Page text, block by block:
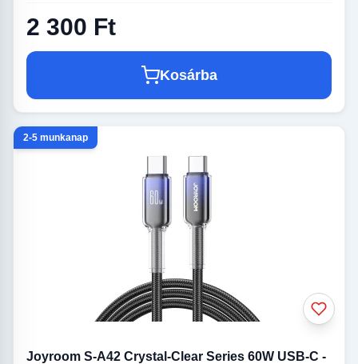
2 300 Ft
Kosárba
2-5 munkanap
Joyroom S-A42 Crystal-Clear Series 60W USB-C -